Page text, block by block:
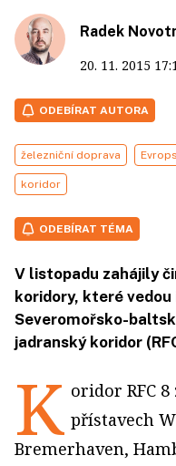
Radek
20. 11. 2015
ODEBÍRAT AUTORA
železniční doprava
koridor
ODEBÍRAT TÉMA
V listopadu zahájily
koridory, které vedou
Severomořsko-
jadranský koridor
K oridor RFC
přístavech
Bremerhaven,